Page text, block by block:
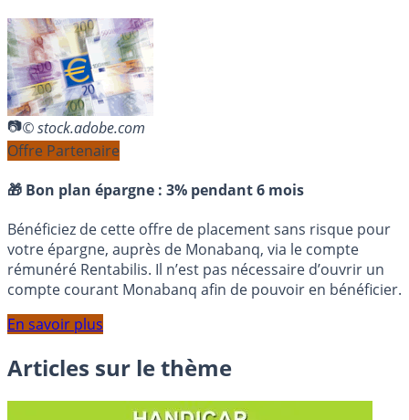
© stock.adobe.com
Offre Partenaire
🎁 Bon plan épargne : 3% pendant 6 mois
Bénéficiez de cette offre de placement sans risque pour
votre épargne, auprès de Monabanq, via le compte
rémunéré Rentabilis. Il n’est pas nécessaire d’ouvrir un
compte courant Monabanq afin de pouvoir en bénéficier.
En savoir plus
Articles sur le thème